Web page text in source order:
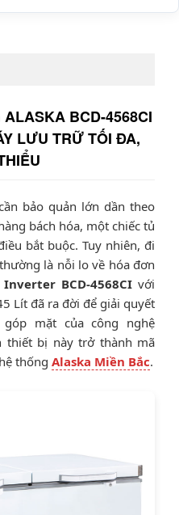
BCD-4568CI
LƯU TRỮ TỐI ĐA,
bảo quản lớn dần theo
bách hóa, một chiếc tủ
bắt buộc. Tuy nhiên, đi
là nỗi lo về hóa đơn
BCD-4568CI với
Lít đã ra đời để giải quyết
mặt của công nghệ
thiết bị này trở thành mã
thống Alaska Miền Bắc.